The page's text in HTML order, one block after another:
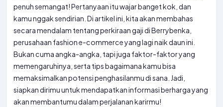
penuh semangat! Pertanyaan itu wajar banget kok, dan
kamu nggak sendirian. Di artikel ini, kita akan membahas
secara mendalam tentang perkiraan gaji di Berrybenka,
perusahaan fashion e-commerce yang lagi naik daun ini.
Bukan cuma angka-angka, tapi juga faktor-faktor yang
memengaruhinya, serta tips bagaimana kamu bisa
memaksimalkan potensi penghasilanmu di sana. Jadi,
siapkan dirimu untuk mendapatkan informasi berharga yang
akan membantumu dalam perjalanan karirmu!